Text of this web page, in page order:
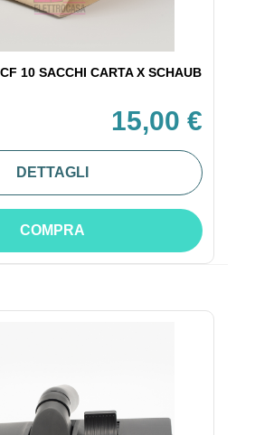
10 SACCHI CARTA X SCHAUB
15,00 €
DETTAGLI
COMPRA